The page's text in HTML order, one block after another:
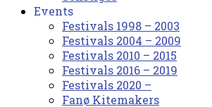
Events
Festivals 1998 – 2003
Festivals 2004 – 2009
Festivals 2010 – 2015
Festivals 2016 – 2019
Festivals 2020 –
Fanø Kitemakers